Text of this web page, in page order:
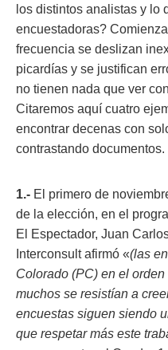
los distintos analistas y lo
encuestadoras?
frecuencia se deslizan
picardías y se justifican
no tienen nada que ver
Citaremos aquí cuatro
encontrar decenas con
contrastando documentos.
1.- El primero de
de la elección, en el
El Espectador, Juan
Interconsult afirmó «(las
Colorado (PC) en el
muchos se resistían a
encuestas siguen siendo
que respetar más este